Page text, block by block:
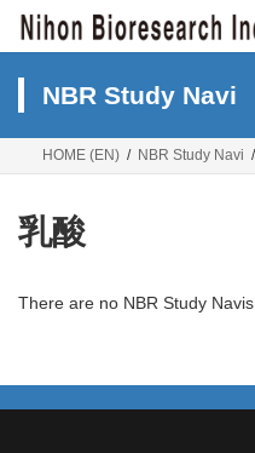
NBR Study Navi
HOME (EN) NBR Study Navi
乳酸
There are no NBR Study Navis.